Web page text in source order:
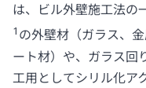
は、ビル外壁施工法の
1 の外壁材（ガラス、
ート材）や、ガラス回
工用としてシリル化ア